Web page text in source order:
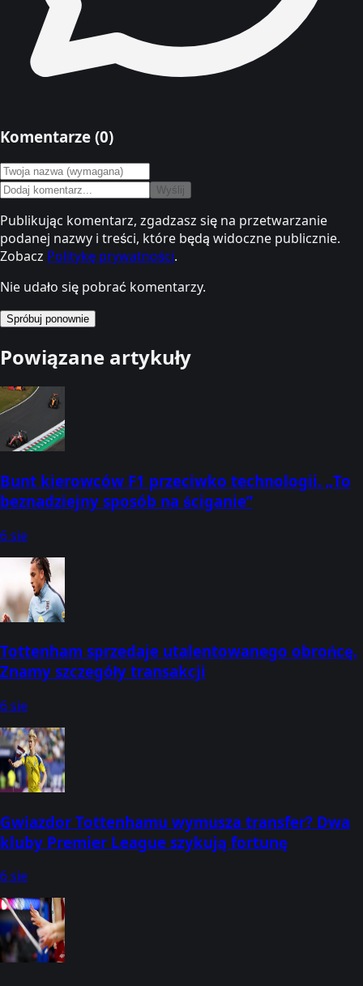
Komentarze (0)
Wyślij
Publikując komentarz, zgadzasz się na przetwarzanie
podanej nazwy i treści, które będą widoczne publicznie.
Zobacz Politykę prywatności.
Nie udało się pobrać komentarzy.
Spróbuj ponownie
Powiązane artykuły
Bunt kierowców F1 przeciwko technologii. „To
beznadziejny sposób na ściganie”
6 sie
Tottenham sprzedaje utalentowanego obrońcę.
Znamy szczegóły transakcji
6 sie
Gwiazdor Tottenhamu wymusza transfer? Dwa
kluby Premier League szykują fortunę
6 sie